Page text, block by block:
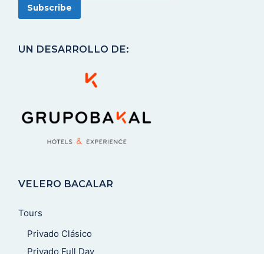
UN DESARROLLO DE:
VELERO BACALAR
Tours
Privado Clásico
Privado Full Day